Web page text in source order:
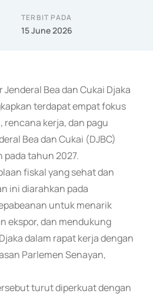
TERBIT PADA
15 June 2026
Bea dan Cukai Djaka
terdapat empat fokus
rencana kerja, dan pagu
Bea dan Cukai (DJBC)
pada tahun 2027.
fiskal yang sehat dan
ini diarahkan pada
untuk menarik
ekspor, dan mendukung
dalam rapat kerja dengan
Parlemen Senayan,
turut diperkuat dengan